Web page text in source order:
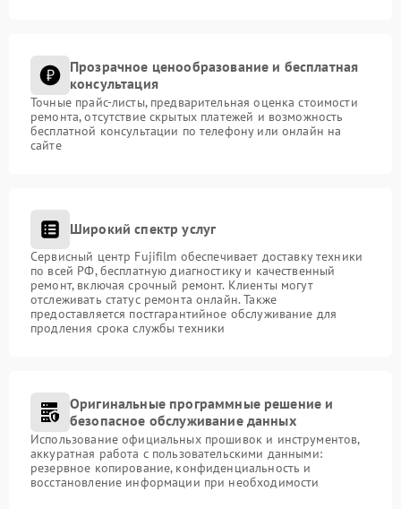
Прозрачное ценообразование и бесплатная
консультация
Точные прайс-листы, предварительная оценка стоимости
ремонта, отсутствие скрытых платежей и возможность
бесплатной консультации по телефону или онлайн на
сайте
Широкий спектр услуг
Сервисный центр Fujifilm обеспечивает доставку техники
по всей РФ, бесплатную диагностику и качественный
ремонт, включая срочный ремонт. Клиенты могут
отслеживать статус ремонта онлайн. Также
предоставляется постгарантийное обслуживание для
продления срока службы техники
Оригинальные программные решение и
безопасное обслуживание данных
Использование официальных прошивок и инструментов,
аккуратная работа с пользовательскими данными:
резервное копирование, конфиденциальность и
восстановление информации при необходимости